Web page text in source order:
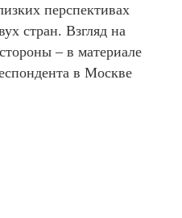
перспективах
стран. Взгляд на
– в материале
в Москве